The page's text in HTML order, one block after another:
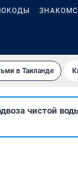
в Таиланде
чистой